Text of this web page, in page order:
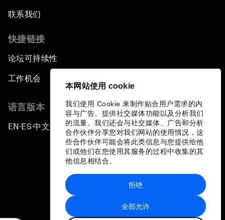
本网站使用 cookie
我们使用 Cookie 来制作贴合用户需求的内
容与广告、提供社交媒体功能以及分析我们
的流量。我们还会与社交媒体、广告和分析
合作伙伴分享您对我们网站的使用情况，这
些合作伙伴可能会将此类信息与您提供给他
们或他们在您使用其服务的过程中收集的其
他信息相结合。
全部允许
拒绝
联系我们
快捷链接
论坛可持续性
工作机会
语言版本
EN ▪ES▪中文▪ 日本語
站点地图